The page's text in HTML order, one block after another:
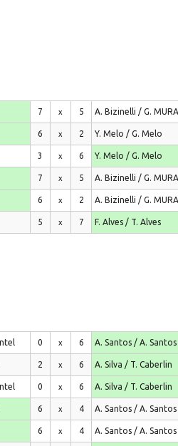
7 x 5 A. Bizinelli / G.
6 x 2 Y. Melo / G. Melo
3 x 6 Y. Melo / G. Melo
7 x 5 A. Bizinelli / G.
6 x 2 A. Bizinelli / G.
5 x 7 F. Alves / T. Alves
0 x 6 A. Santos / A. Santos
2 x 6 A. Silva / T. Caberlin
0 x 6 A. Silva / T. Caberlin
6 x 4 A. Santos / A. Santos
6 x 4 A. Santos / A. Santos